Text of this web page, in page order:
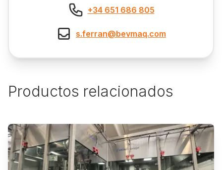
+34 651 686 805
s.ferran@bevmaq.com
Productos relacionados